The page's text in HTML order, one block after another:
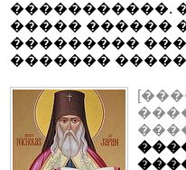
�����������.
����� ������
���������
�������